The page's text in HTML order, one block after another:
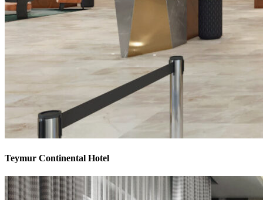
Teymur Continental Hotel